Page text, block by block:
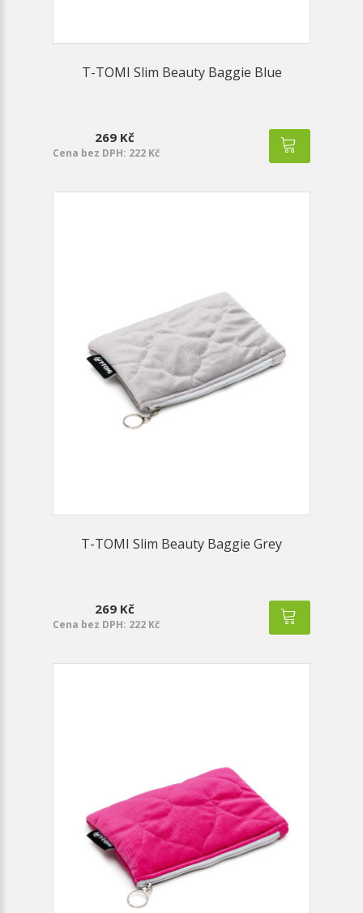
T-TOMI Slim Beauty Baggie Blue
269 Kč
Cena bez DPH: 222 Kč
T-TOMI Slim Beauty Baggie Grey
269 Kč
Cena bez DPH: 222 Kč